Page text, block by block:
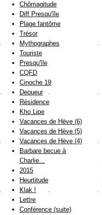
Chômagitude
Diff Presqu'île
Plage fantôme
Trésor
Mythographes
Touriste
Presqu'île
CQFD
Cinoche 19
Deoueur
Résidence
Kho Lipe
Vacances de Hève (6)
Vacances de Hève (5)
Vacances de Hève (4)
Barbare becue à
Charlie...
2015
Heurtitude
Klak !
Lettre
Conférence (suite)